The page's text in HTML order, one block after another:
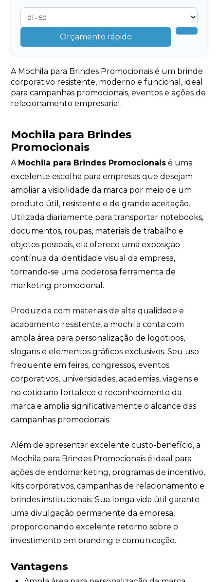
Orçamento rápido
A Mochila para Brindes Promocionais é um brinde
corporativo resistente, moderno e funcional, ideal
para campanhas promocionais, eventos e ações de
relacionamento empresarial.
Mochila para Brindes
Promocionais
A Mochila para Brindes Promocionais é uma
excelente escolha para empresas que desejam
ampliar a visibilidade da marca por meio de um
produto útil, resistente e de grande aceitação.
Utilizada diariamente para transportar notebooks,
documentos, roupas, materiais de trabalho e
objetos pessoais, ela oferece uma exposição
contínua da identidade visual da empresa,
tornando-se uma poderosa ferramenta de
marketing promocional.
Produzida com materiais de alta qualidade e
acabamento resistente, a mochila conta com
ampla área para personalização de logotipos,
slogans e elementos gráficos exclusivos. Seu uso
frequente em feiras, congressos, eventos
corporativos, universidades, academias, viagens e
no cotidiano fortalece o reconhecimento da
marca e amplia significativamente o alcance das
campanhas promocionais.
Além de apresentar excelente custo-benefício, a
Mochila para Brindes Promocionais é ideal para
ações de endomarketing, programas de incentivo,
kits corporativos, campanhas de relacionamento e
brindes institucionais. Sua longa vida útil garante
uma divulgação permanente da empresa,
proporcionando excelente retorno sobre o
investimento em branding e comunicação.
Vantagens